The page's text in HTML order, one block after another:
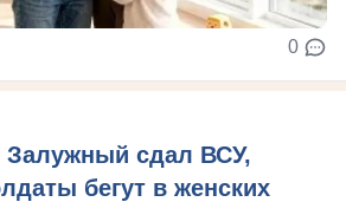
0
сдал ВСУ,
бегут в женских